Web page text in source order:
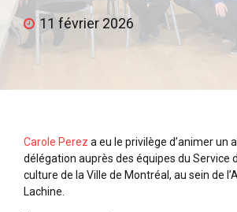
11 février 2026
Carole Perez a eu le privilège d’animer un
délégation auprès des équipes du Service
culture de la Ville de Montréal , au sein de l’
Lachine